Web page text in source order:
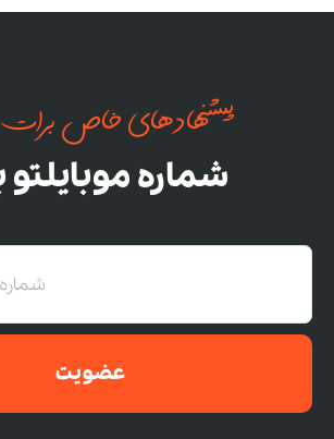
پیشنهادهای خاص برات
شماره موبایلتو
عضویت